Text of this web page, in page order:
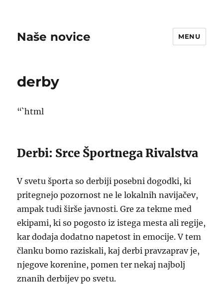
Naše novice MENU
derby
“`html
Derbi: Srce Športnega Rivalstva
V svetu športa so derbiji posebni dogodki, ki
pritegnejo pozornost ne le lokalnih navijačev,
ampak tudi širše javnosti. Gre za tekme med
ekipami, ki so pogosto iz istega mesta ali regije,
kar dodaja dodatno napetost in emocije. V tem
članku bomo raziskali, kaj derbi pravzaprav je,
njegove korenine, pomen ter nekaj najbolj
znanih derbijev po svetu.